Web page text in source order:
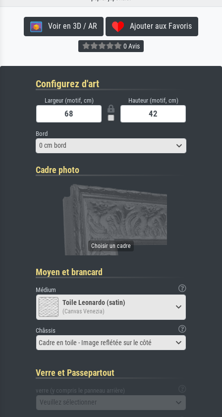
Voir en 3D / AR Ajouter aux Favoris
0 Avis
Configurez d'art
Largeur (motif, cm) Hauteur (motif, cm)
Bord
0 cm bord
Cadre photo
Moyen et brancard
Médium
Toile Leonardo (satin)
(Canvas Venezia)
Châssis
Cadre en toile - Image reflétée sur le côté
Verre et Passepartout
verre (y compris le panneau arrière)
Veuillez sélectionner